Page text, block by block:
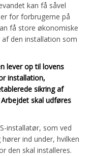
kan få såvel
for forbrugerne på
få store økonomiske
den installation som
lever op til lovens
installation,
sikring af
skal udføres
installatør, som ved
ind under, hvilken
den skal installeres.